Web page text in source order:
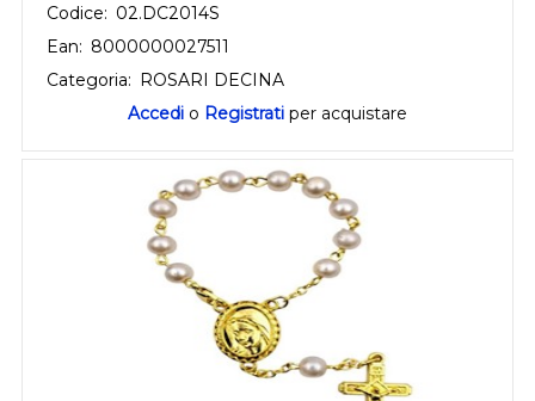
Codice: 02.DC2014S
Ean: 8000000027511
Categoria: ROSARI DECINA
Accedi o Registrati per acquistare